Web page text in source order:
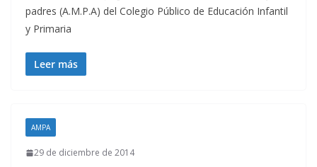
padres (A.M.P.A) del Colegio Público de Educación Infantil
y Primaria
Leer más
AMPA
29 de diciembre de 2014